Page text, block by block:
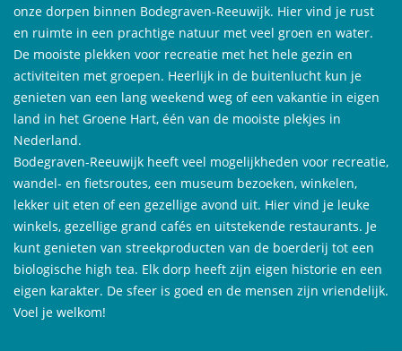
onze dorpen binnen Bodegraven-Reeuwijk. Hier vind je rust
en ruimte in een prachtige natuur met veel groen en water.
De mooiste plekken voor recreatie met het hele gezin en
activiteiten met groepen. Heerlijk in de buitenlucht kun je
genieten van een lang weekend weg of een vakantie in eigen
land in het Groene Hart, één van de mooiste plekjes in
Nederland.
Bodegraven-Reeuwijk heeft veel mogelijkheden voor recreatie,
wandel- en fietsroutes, een museum bezoeken, winkelen,
lekker uit eten of een gezellige avond uit. Hier vind je leuke
winkels, gezellige grand cafés en uitstekende restaurants. Je
kunt genieten van streekproducten van de boerderij tot een
biologische high tea. Elk dorp heeft zijn eigen historie en een
eigen karakter. De sfeer is goed en de mensen zijn vriendelijk.
Voel je welkom!